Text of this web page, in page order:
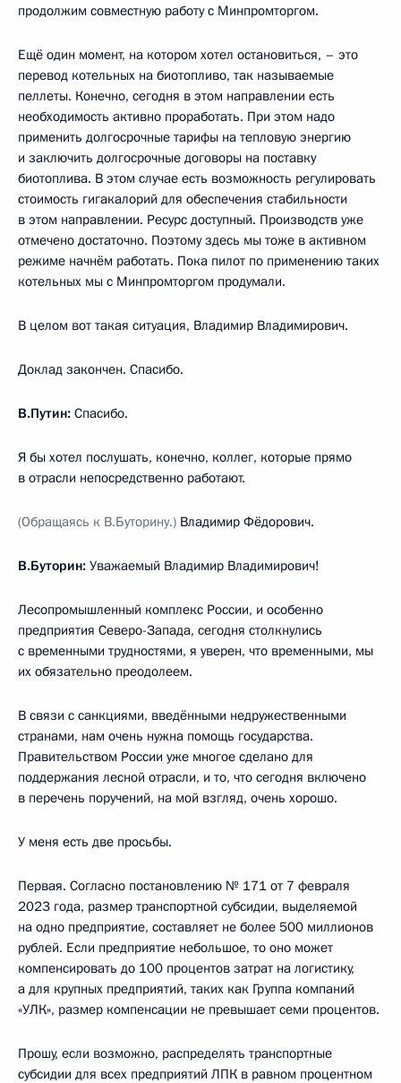
продолжим совместную работу с Минпромторгом.
Ещё один момент, на котором хотел остановиться, – это
перевод котельных на биотопливо, так называемые
пеллеты. Конечно, сегодня в этом направлении есть
необходимость активно проработать. При этом надо
применить долгосрочные тарифы на тепловую энергию
и заключить долгосрочные договоры на поставку
биотоплива. В этом случае есть возможность регулировать
стоимость гигакалорий для обеспечения стабильности
в этом направлении. Ресурс доступный. Производств уже
отмечено достаточно. Поэтому здесь мы тоже в активном
режиме начнём работать. Пока пилот по применению таких
котельных мы с Минпромторгом продумали.
В целом вот такая ситуация, Владимир Владимирович.
Доклад закончен. Спасибо.
В.Путин: Спасибо.
Я бы хотел послушать, конечно, коллег, которые прямо
в отрасли непосредственно работают.
(Обращаясь к В.Буторину.) Владимир Фёдорович.
В.Буторин: Уважаемый Владимир Владимирович!
Лесопромышленный комплекс России, и особенно
предприятия Северо-Запада, сегодня столкнулись
с временными трудностями, я уверен, что временными, мы
их обязательно преодолеем.
В связи с санкциями, введёнными недружественными
странами, нам очень нужна помощь государства.
Правительством России уже многое сделано для
поддержания лесной отрасли, и то, что сегодня включено
в перечень поручений, на мой взгляд, очень хорошо.
У меня есть две просьбы.
Первая. Согласно постановлению № 171 от 7 февраля
2023 года, размер транспортной субсидии, выделяемой
на одно предприятие, составляет не более 500 миллионов
рублей. Если предприятие небольшое, то оно может
компенсировать до 100 процентов затрат на логистику,
а для крупных предприятий, таких как Группа компаний
«УЛК», размер компенсации не превышает семи процентов.
Прошу, если возможно, распределять транспортные
субсидии для всех предприятий ЛПК в равном процентном